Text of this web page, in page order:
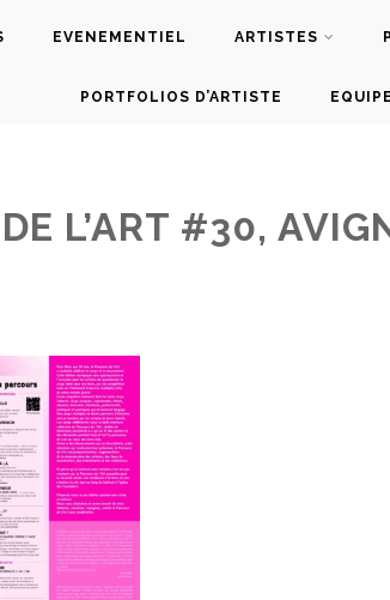
EVENEMENTIEL ARTISTES
PORTFOLIOS D’ARTISTE EQUIPE
L’ART #30,